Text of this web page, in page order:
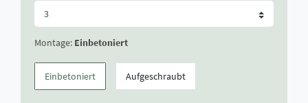
Montage: Einbetoniert
Einbetoniert Aufgeschraubt